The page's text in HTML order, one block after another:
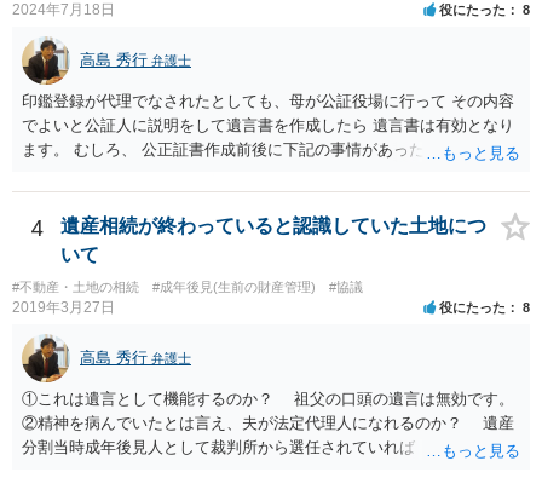
2024年7月18日 役にたった 8
高島 秀行 弁護士
印鑑登録が代理でなされたとしても、母が公証役場に行って その内容
でよいと公証人に説明をして遺言書を作成したら 遺言書は有効となり
ます。 むしろ、 公正証書作成前後に下記の事情があったことが証明で
月に携帯が新しくなった母からの第一声は「ここにいたら殺される」
「面会に来てくれ」で、長男に聞くと「面会は出来ない。俺は携帯電
話の使い方を教える為に会っている」「母の話は聞かなくて良い」と
にチップが埋められている」等、おかしかったです。 当時の診療記
録、介護認定の資料、介護記録を取得して 弁護士に面談で相談された
方がよいと思います。
4
遺産相続が終わっていると認識していた土地につ
いて
#不動産・土地の相続 #成年後見(生前の財産管理) #協議
2019年3月27日 役にたった 8
高島 秀行 弁護士
①これは遺言として機能するのか？ 祖父の口頭の遺言は無効です。
②精神を病んでいたとは言え、夫が法定代理人になれるのか？ 遺産
分割当時成年後見人として裁判所から選任されていれば 法定代理人